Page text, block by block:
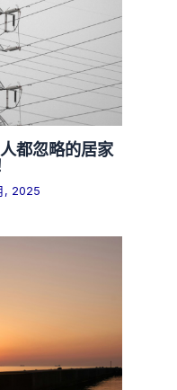
都忽略的居家
, 2025